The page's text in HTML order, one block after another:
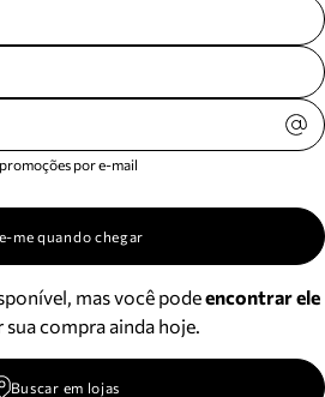
por e-mail
me quando chegar
mas você podeencontrar ele
sua compra ainda hoje.
Buscar em lojas